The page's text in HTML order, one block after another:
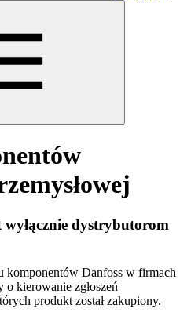
dystrybutorom
Danfoss w firmach
kierowanie zgłoszeń
produkt został zakupiony.